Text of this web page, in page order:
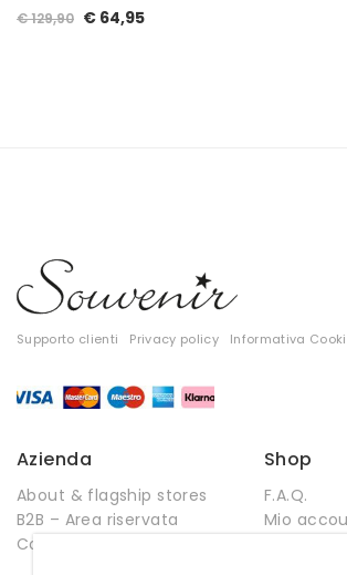
€129,90 Il
€ 64,95Il
Supporto clienti Privacy policy Informativa
Azienda
About & flagship stores
B2B – Area riservata
Contatti
Shop
F.A.Q.
Mio